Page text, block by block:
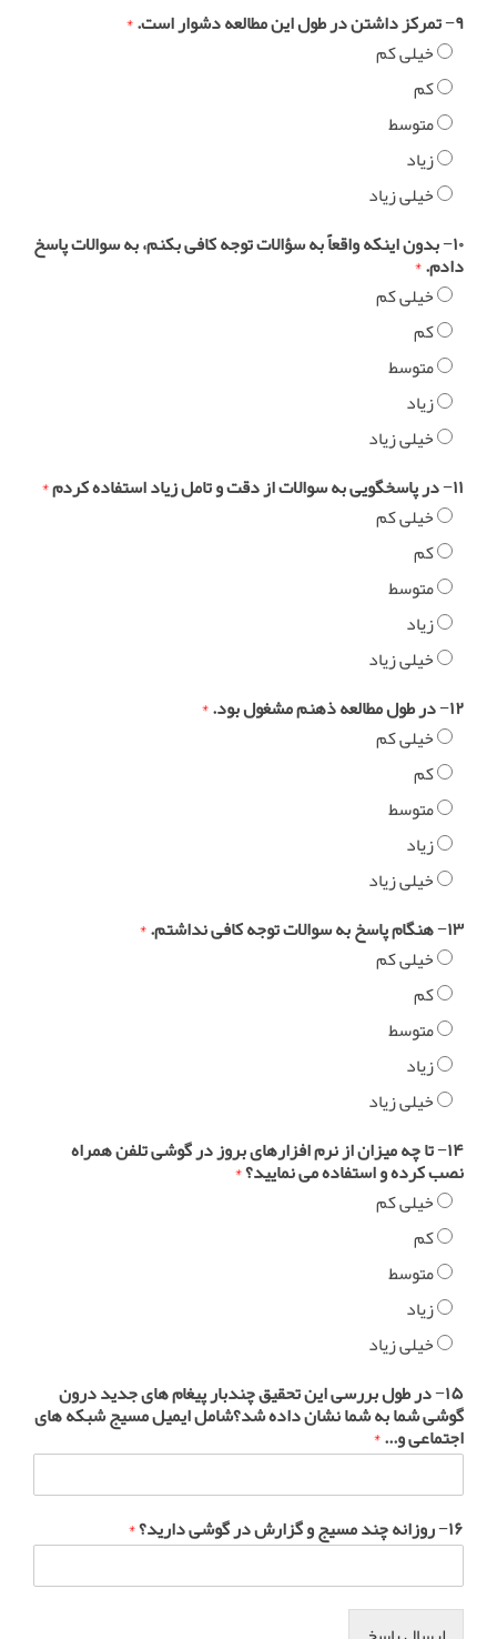
۹− تمرکز داشتن در طول این مطالعه دشوار است.
*
خیلی کم
کم
متوسط
زیاد
خیلی زیاد
۱۰− بدون اینکه واقعاً به سؤالات توجه کافی بکنم، به سوالات پاسخ
دادم.*
خیلی کم
کم
متوسط
زیاد
خیلی زیاد
۱۱− در پاسخگویی به سوالات از دقت و تامل زیاد استفاده کردم
*
خیلی کم
کم
متوسط
زیاد
خیلی زیاد
۱۲− در طول مطالعه ذهنم مشغول بود.
*
خیلی کم
کم
متوسط
زیاد
خیلی زیاد
۱۳− هنگام پاسخ به سوالات توجه کافی نداشتم.
*
خیلی کم
کم
متوسط
زیاد
خیلی زیاد
۱۴− تا چه میزان از نرم افزارهای بروز در گوشی تلفن همراه
نصب کرده و استفاده می نمایید؟*
خیلی کم
کم
متوسط
زیاد
خیلی زیاد
۱۵− در طول بررسی این تحقیق چندبار پیغام های جدید درون
گوشی شما به شما نشان داده شد؟شامل ایمیل مسیج شبکه های
اجتماعی و...*
۱۶− روزانه چند مسیج و گزارش در گوشی دارید؟ *